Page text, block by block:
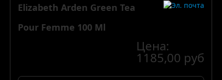
Elizabeth Arden Green Tea
Pour Femme 100 Ml
Цена:
1185,00 руб